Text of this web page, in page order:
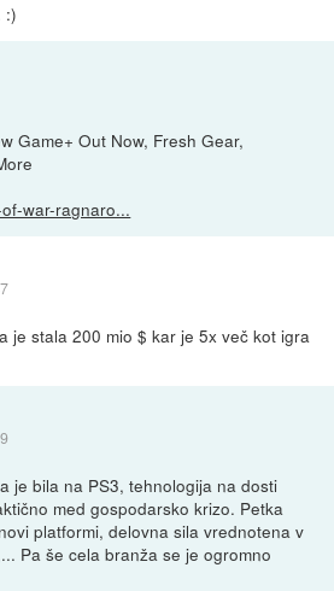
:)
Game+ Out Now, Fresh Gear,
war-ragnaro...
je stala 200 mio $ kar je 5x več kot igra
je bila na PS3, tehnologija na dosti
med gospodarsko krizo. Petka
platformi, delovna sila vrednotena v
Pa še cela branža se je ogromno